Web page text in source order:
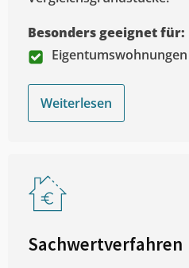
Besonders geeignet für:
Eigentumswohnungen
Weiterlesen
Sachwertverfahren